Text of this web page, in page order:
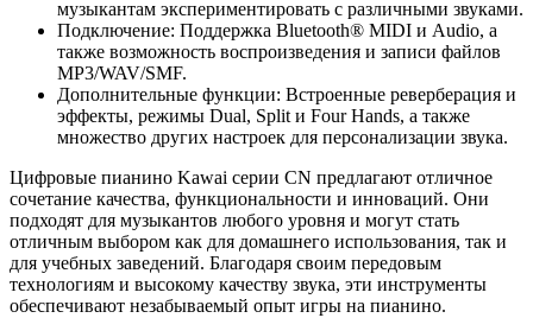
музыкантам экспериментировать с различными звуками.
Подключение: Поддержка Bluetooth® MIDI и Audio, а
также возможность воспроизведения и записи файлов
MP3/WAV/SMF.
Дополнительные функции: Встроенные реверберация и
эффекты, режимы Dual, Split и Four Hands, а также
множество других настроек для персонализации звука.
Цифровые пианино Kawai серии CN предлагают отличное
сочетание качества, функциональности и инноваций. Они
подходят для музыкантов любого уровня и могут стать
отличным выбором как для домашнего использования, так и
для учебных заведений. Благодаря своим передовым
технологиям и высокому качеству звука, эти инструменты
обеспечивают незабываемый опыт игры на пианино.